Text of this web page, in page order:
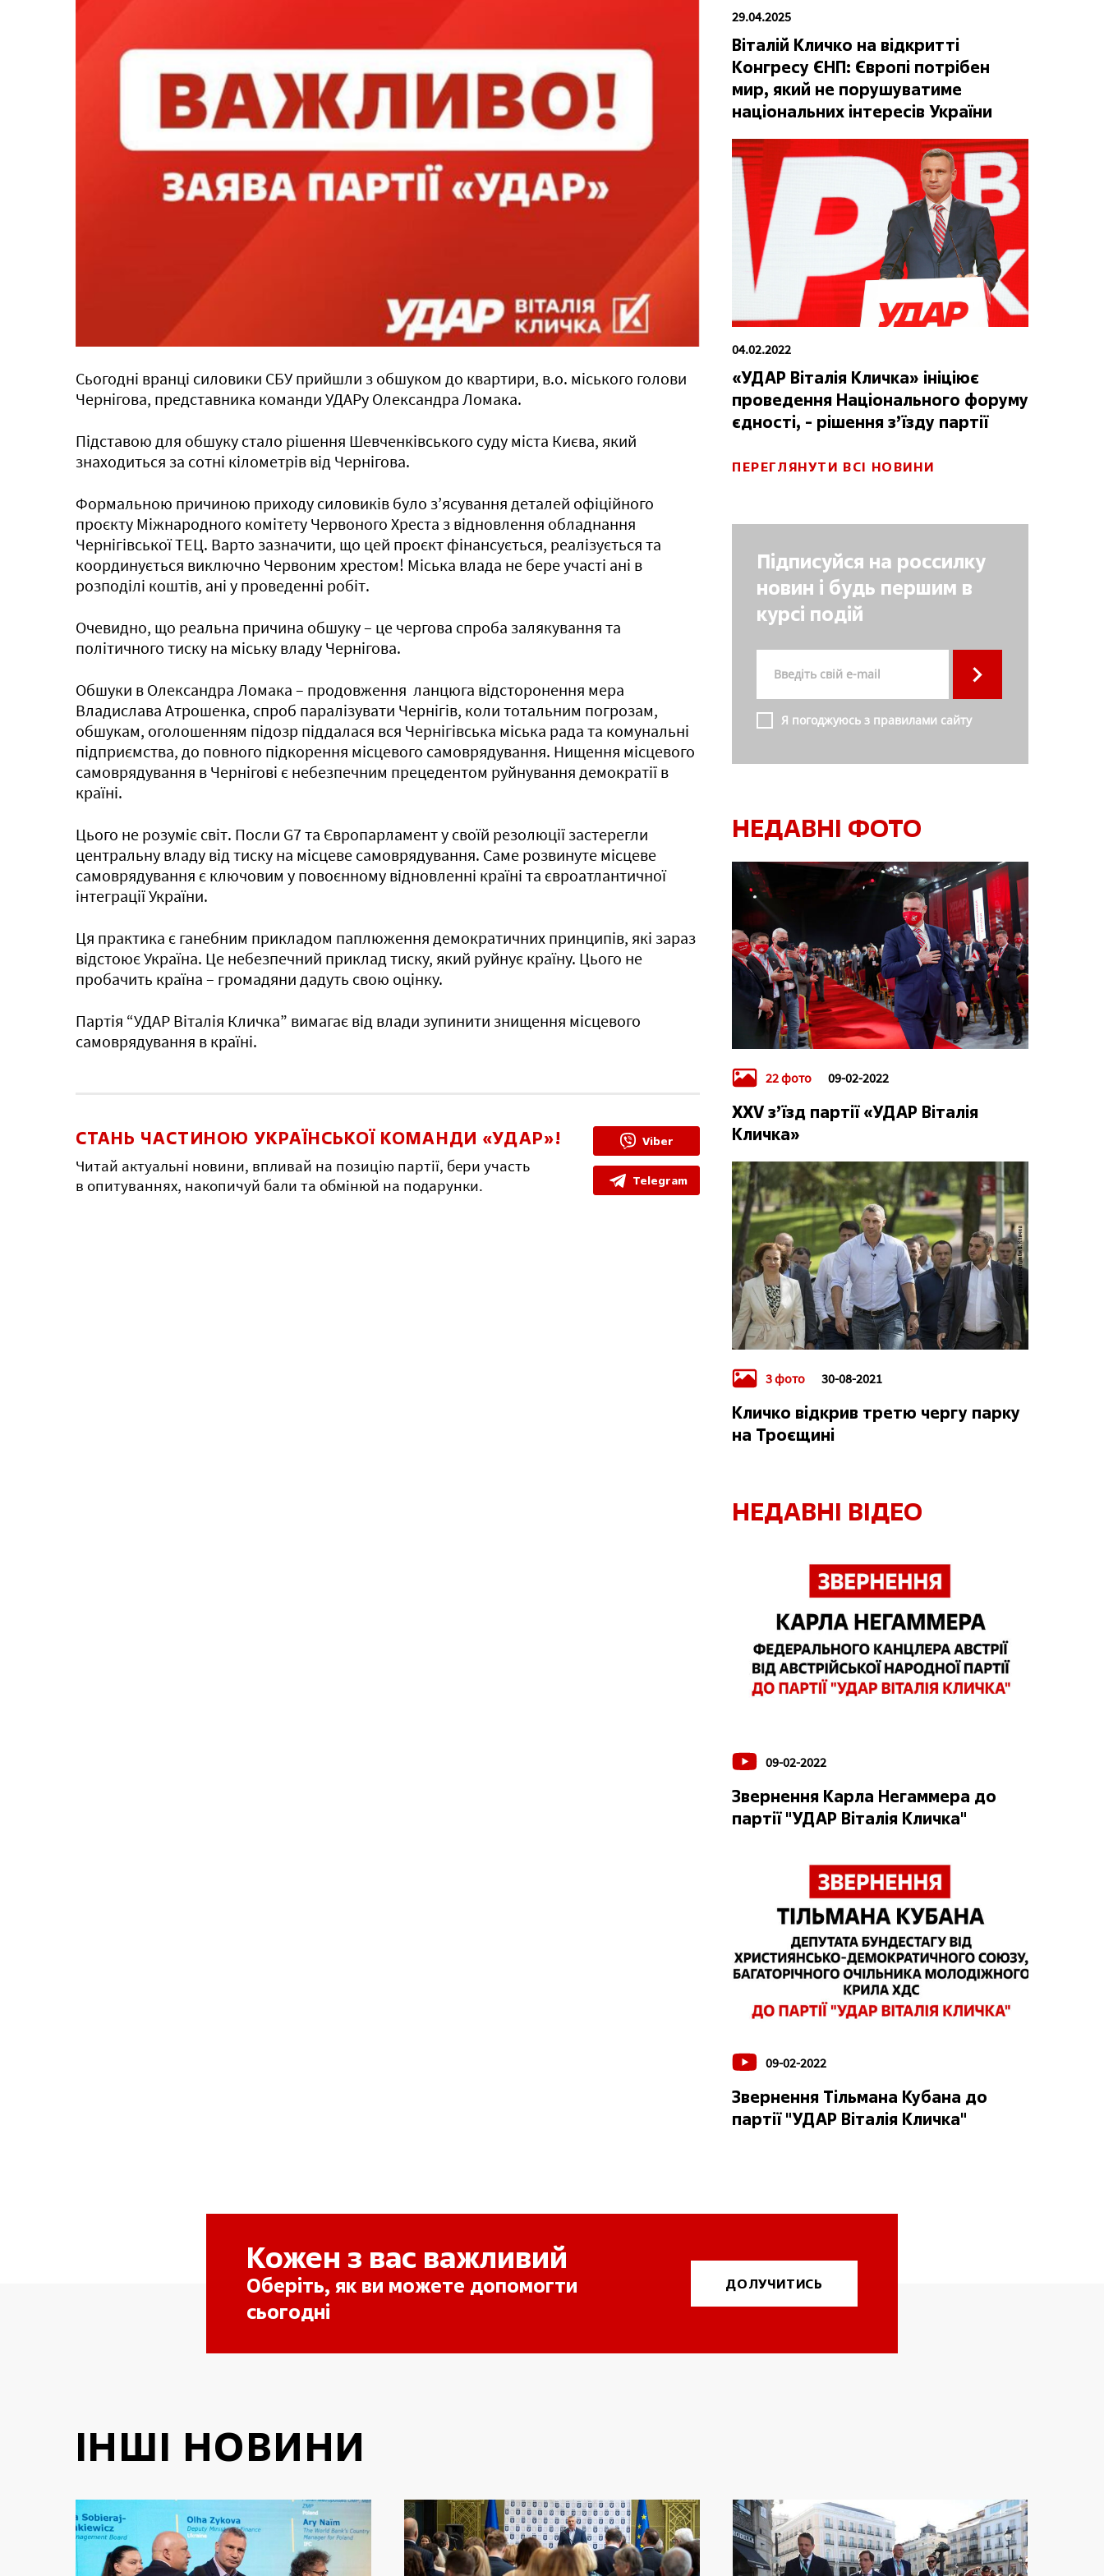
Запорізька
Сьогодні вранці силовики СБУ прийшли з обшуком до квартири, в.о. міського голови
Чернігова, представника команди УДАРу Олександра Ломака.
Підставою для обшуку стало рішення Шевченківського суду міста Києва, який
знаходиться за сотні кілометрів від Чернігова.
Формальною причиною приходу силовиків було з’ясування деталей офіційного
проєкту Міжнародного комітету Червоного Хреста з відновлення обладнання
Чернігівської ТЕЦ. Варто зазначити, що цей проєкт фінансується, реалізується та
координується виключно Червоним хрестом! Міська влада не бере участі ані в
розподілі коштів, ані у проведенні робіт.
Очевидно, що реальна причина обшуку – це чергова спроба залякування та
політичного тиску на міську владу Чернігова.
Обшуки в Олександра Ломака – продовження ланцюга відсторонення мера
Владислава Атрошенка, спроб паралізувати Чернігів, коли тотальним погрозам,
обшукам, оголошенням підозр піддалася вся Чернігівська міська рада та комунальні
підприємства, до повного підкорення місцевого самоврядування. Нищення місцевого
самоврядування в Чернігові є небезпечним прецедентом руйнування демократії в
країні.
Цього не розуміє світ. Посли G7 та Європарламент у своїй резолюції застерегли
центральну владу від тиску на місцеве самоврядування. Саме розвинуте місцеве
самоврядування є ключовим у повоєнному відновленні країні та євроатлантичної
інтеграції України.
Ця практика є ганебним прикладом паплюження демократичних принципів, які зараз
відстоює Україна. Це небезпечний приклад тиску, який руйнує країну. Цього не
пробачить країна – громадяни дадуть свою оцінку.
Партія “УДАР Віталія Кличка” вимагає від влади зупинити знищення місцевого
самоврядування в країні.
СТАНЬ ЧАСТИНОЮ УКРАЇНСЬКОЇ КОМАНДИ «УДАР»!
Читай актуальні новини, впливай на позицію партії, бери участь
в опитуваннях, накопичуй бали та обмінюй на подарунки.
Viber
Telegram
29.04.2025
Віталій Кличко на відкритті
Конгресу ЄНП: Європі потрібен
мир, який не порушуватиме
національних інтересів України
04.02.2022
«УДАР Віталія Кличка» ініціює
проведення Національного форуму
єдності, - рішення з’їзду партії
ПЕРЕГЛЯНУТИ ВСІ НОВИНИ
Підписуйся на россилку
новин і будь першим в
курсі подій
Я погоджуюсь з правилами сайту
НЕДАВНІ ФОТО
22 фото 09-02-2022
XXV з’їзд партії «УДАР Віталія
Кличка»
3 фото 30-08-2021
Кличко відкрив третю чергу парку
на Троєщині
НЕДАВНІ ВІДЕО
09-02-2022
Звернення Карла Негаммера до
партії "УДАР Віталія Кличка"
09-02-2022
Звернення Тільмана Кубана до
партії "УДАР Віталія Кличка"
Кожен з вас важливий
Оберіть, як ви можете допомогти
сьогодні
ДОЛУЧИТИСЬ
ІНШІ НОВИНИ